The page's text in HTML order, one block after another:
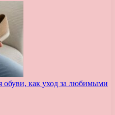
обуви, как уход за любимыми